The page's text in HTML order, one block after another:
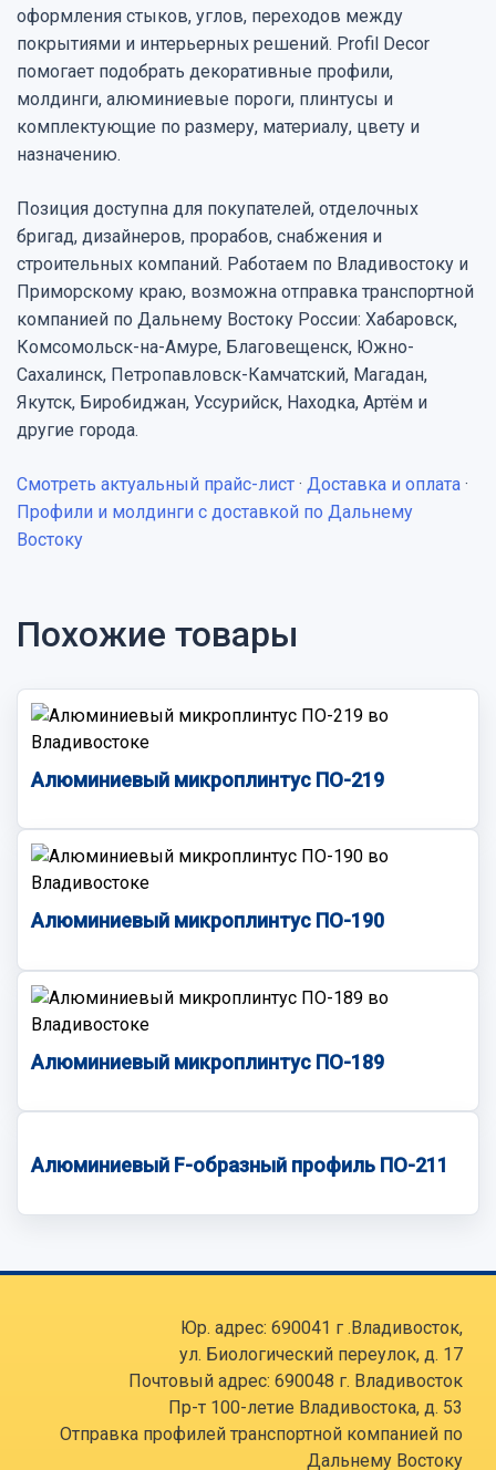
оформления стыков, углов, переходов между
покрытиями и интерьерных решений. Profil Decor
помогает подобрать декоративные профили,
молдинги, алюминиевые пороги, плинтусы и
комплектующие по размеру, материалу, цвету и
назначению.
Позиция доступна для покупателей, отделочных
бригад, дизайнеров, прорабов, снабжения и
строительных компаний. Работаем по Владивостоку и
Приморскому краю, возможна отправка транспортной
компанией по Дальнему Востоку России: Хабаровск,
Комсомольск-на-Амуре, Благовещенск, Южно-
Сахалинск, Петропавловск-Камчатский, Магадан,
Якутск, Биробиджан, Уссурийск, Находка, Артём и
другие города.
Смотреть актуальный прайс-лист · Доставка и оплата ·
Профили и молдинги с доставкой по Дальнему
Востоку
Похожие товары
Алюминиевый микроплинтус ПО-219
Алюминиевый микроплинтус ПО-190
Алюминиевый микроплинтус ПО-189
Алюминиевый F-образный профиль ПО-211
Юр. адрес: 690041 г .Владивосток,
ул. Биологический переулок, д. 17
Почтовый адрес: 690048 г. Владивосток
Пр-т 100-летие Владивостока, д. 53
Отправка профилей транспортной компанией по
Дальнему Востоку